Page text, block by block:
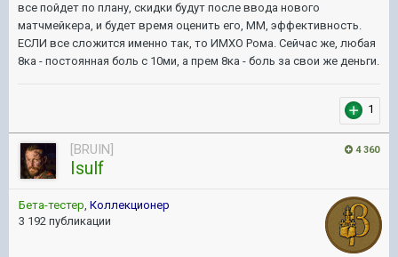
все пойдет по плану, скидки будут после ввода нового
матчмейкера, и будет время оценить его, ММ, эффективность.
ЕСЛИ все сложится именно так, то ИМХО Рома. Сейчас же, любая
8ка - постоянная боль с 10ми, а прем 8ка - боль за свои же деньги.
1
4 360
[BRUIN]
Isulf
Бета-тестер, Коллекционер
3 192 публикации